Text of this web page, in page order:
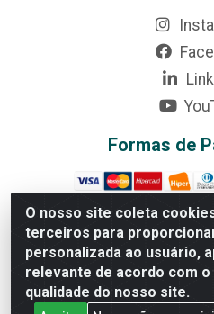
O nosso site coleta
terceiros para
personalizada ao usuário,
relevante de acordo com
qualidade do nosso site.
Formas de
Rede Brasil - Avenida
Américas II Etapa -
CNPJ